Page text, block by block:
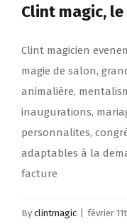
Clint magic,
Clint magicien
magie de salon,
animalière,
inaugurations,
personnalites,
adaptables à la
facture
By clintmagic février